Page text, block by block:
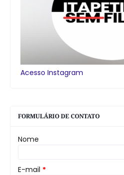
Acesso Instagram
FORMULÁRIO DE CONTATO
Nome
E-mail *